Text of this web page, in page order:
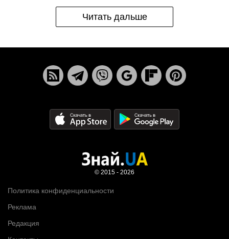
Читать дальше
Политика конфиденциальности
Реклама
Редакция
© 2015 - 2026